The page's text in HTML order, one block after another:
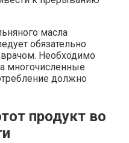
масла
обязательно
врачом. Необходимо
многочисленные
должно
продукт во